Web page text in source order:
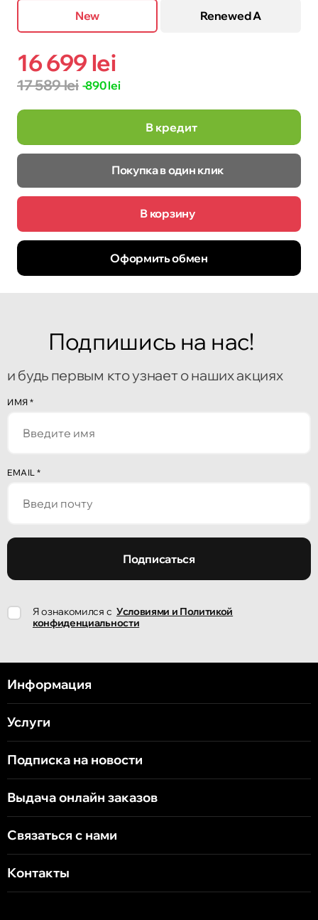
New
Renewed A
16 699 lei
17 589 lei -890 lei
В кредит
Покупка в один клик
В корзину
Оформить обмен
Подпишись на нас!
и будь первым кто узнает о наших акциях
ИМЯ *
EMAIL *
Подписаться
Я ознакомился с Условиями и Политикой
конфиденциальности
Информация
Услуги
Подписка на новости
Выдача онлайн заказов
Связаться с нами
Контакты